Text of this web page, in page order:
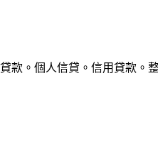
。個人信貸。信用貸款。